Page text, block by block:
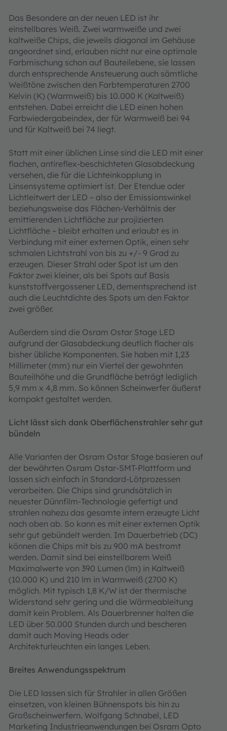
Das Besondere an der neuen LED ist ihr
einstellbares Weiß. Zwei warmweiße und zwei
kaltweiße Chips, die jeweils diagonal im Gehäuse
angeordnet sind, erlauben nicht nur eine optimale
Farbmischung schon auf Bauteilebene, sie lassen
durch entsprechende Ansteuerung auch sämtliche
Weißtöne zwischen den Farbtemperaturen 2700
Kelvin (K) (Warmweiß) bis 10.000 K (Kaltweiß)
entstehen. Dabei erreicht die LED einen hohen
Farbwiedergabeindex, der für Warmweiß bei 94
und für Kaltweiß bei 74 liegt.
Statt mit einer üblichen Linse sind die LED mit einer
flachen, antireflex-beschichteten Glasabdeckung
versehen, die für die Lichteinkopplung in
Linsensysteme optimiert ist. Der Etendue oder
Lichtleitwert der LED – also der Emissionswinkel
beziehungsweise das Flächen-Verhältnis der
emittierenden Lichtfläche zur projizierten
Lichtfläche – bleibt erhalten und erlaubt es in
Verbindung mit einer externen Optik, einen sehr
schmalen Lichtstrahl von bis zu +/- 9 Grad zu
erzeugen. Dieser Strahl oder Spot ist um den
Faktor zwei kleiner, als bei Spots auf Basis
kunststoffvergossener LED, dementsprechend ist
auch die Leuchtdichte des Spots um den Faktor
zwei größer.
Außerdem sind die Osram Ostar Stage LED
aufgrund der Glasabdeckung deutlich flacher als
bisher übliche Komponenten. Sie haben mit 1,23
Millimeter (mm) nur ein Viertel der gewohnten
Bauteilhöhe und die Grundfläche beträgt lediglich
5,9 mm x 4,8 mm. So können Scheinwerfer äußerst
kompakt gestaltet werden.
Licht lässt sich dank Oberflächenstrahler sehr gut
bündeln
Alle Varianten der Osram Ostar Stage basieren auf
der bewährten Osram Ostar-SMT-Plattform und
lassen sich einfach in Standard-Lötprozessen
verarbeiten. Die Chips sind grundsätzlich in
neuester Dünnfilm-Technologie gefertigt und
strahlen nahezu das gesamte intern erzeugte Licht
nach oben ab. So kann es mit einer externen Optik
sehr gut gebündelt werden. Im Dauerbetrieb (DC)
können die Chips mit bis zu 900 mA bestromt
werden. Damit sind bei einstellbarem Weiß
Maximalwerte von 390 Lumen (lm) in Kaltweiß
(10.000 K) und 210 lm in Warmweiß (2700 K)
möglich. Mit typisch 1,8 K/W ist der thermische
Widerstand sehr gering und die Wärmeableitung
damit kein Problem. Als Dauerbrenner halten die
LED über 50.000 Stunden durch und bescheren
damit auch Moving Heads oder
Architekturleuchten ein langes Leben.
Breites Anwendungsspektrum
Die LED lassen sich für Strahler in allen Größen
einsetzen, von kleinen Bühnenspots bis hin zu
Großscheinwerfern. Wolfgang Schnabel, LED
Marketing Industrieanwendungen bei Osram Opto